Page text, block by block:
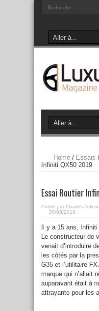
Home / Essais
Infiniti QX50 2019
Essai Routier
Publié par:Charles
28/08/2018
Il y a 15 ans,
Le constructeur de
venait d’introduire
les côtés par la
G35 et l’utilitaire
marque qui n’allait
auparavant était à
attrayante pour les